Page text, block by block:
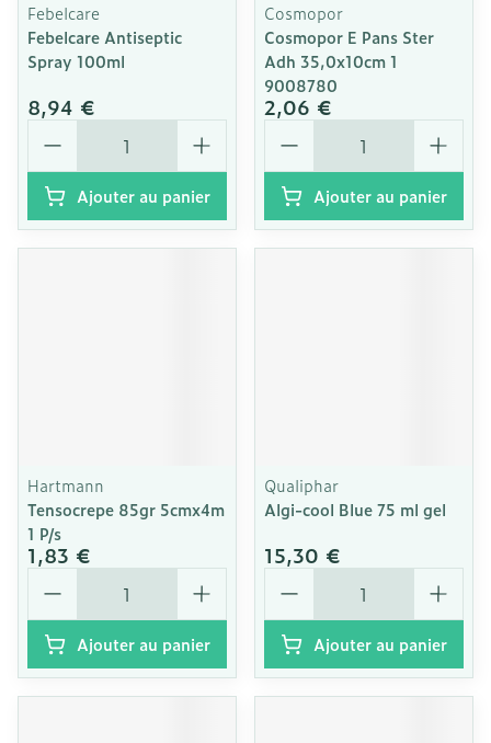
Febelcare
Febelcare Antiseptic
Spray 100ml
8,94 €
Quantité
Ajouter au panier
Cosmopor
Cosmopor E Pans Ster
Adh 35,0x10cm 1
9008780
2,06 €
Quantité
Ajouter au panier
Hartmann
Tensocrepe 85gr 5cmx4m
1 P/s
1,83 €
Quantité
Ajouter au panier
Qualiphar
Algi-cool Blue 75 ml gel
15,30 €
Quantité
Ajouter au panier